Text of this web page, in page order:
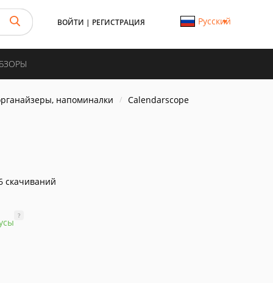
ВОЙТИ | РЕГИСТРАЦИЯ Русский
напоминалки Calendarscope
скачиваний
?